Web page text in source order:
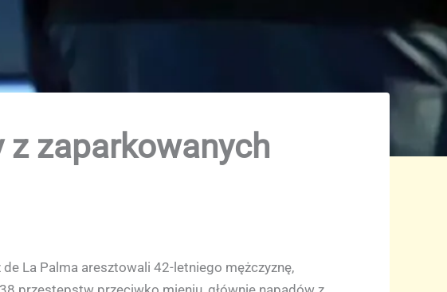
zaparkowanych
La Palma aresztowali 42-letniego mężczyznę,